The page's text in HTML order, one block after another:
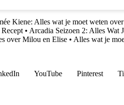
Kiene: Alles wat je moet weten
• Arcadia Seizoen 2: Alles Wat
over Milou en Elise • Alles wat je
YouTube Pinterest